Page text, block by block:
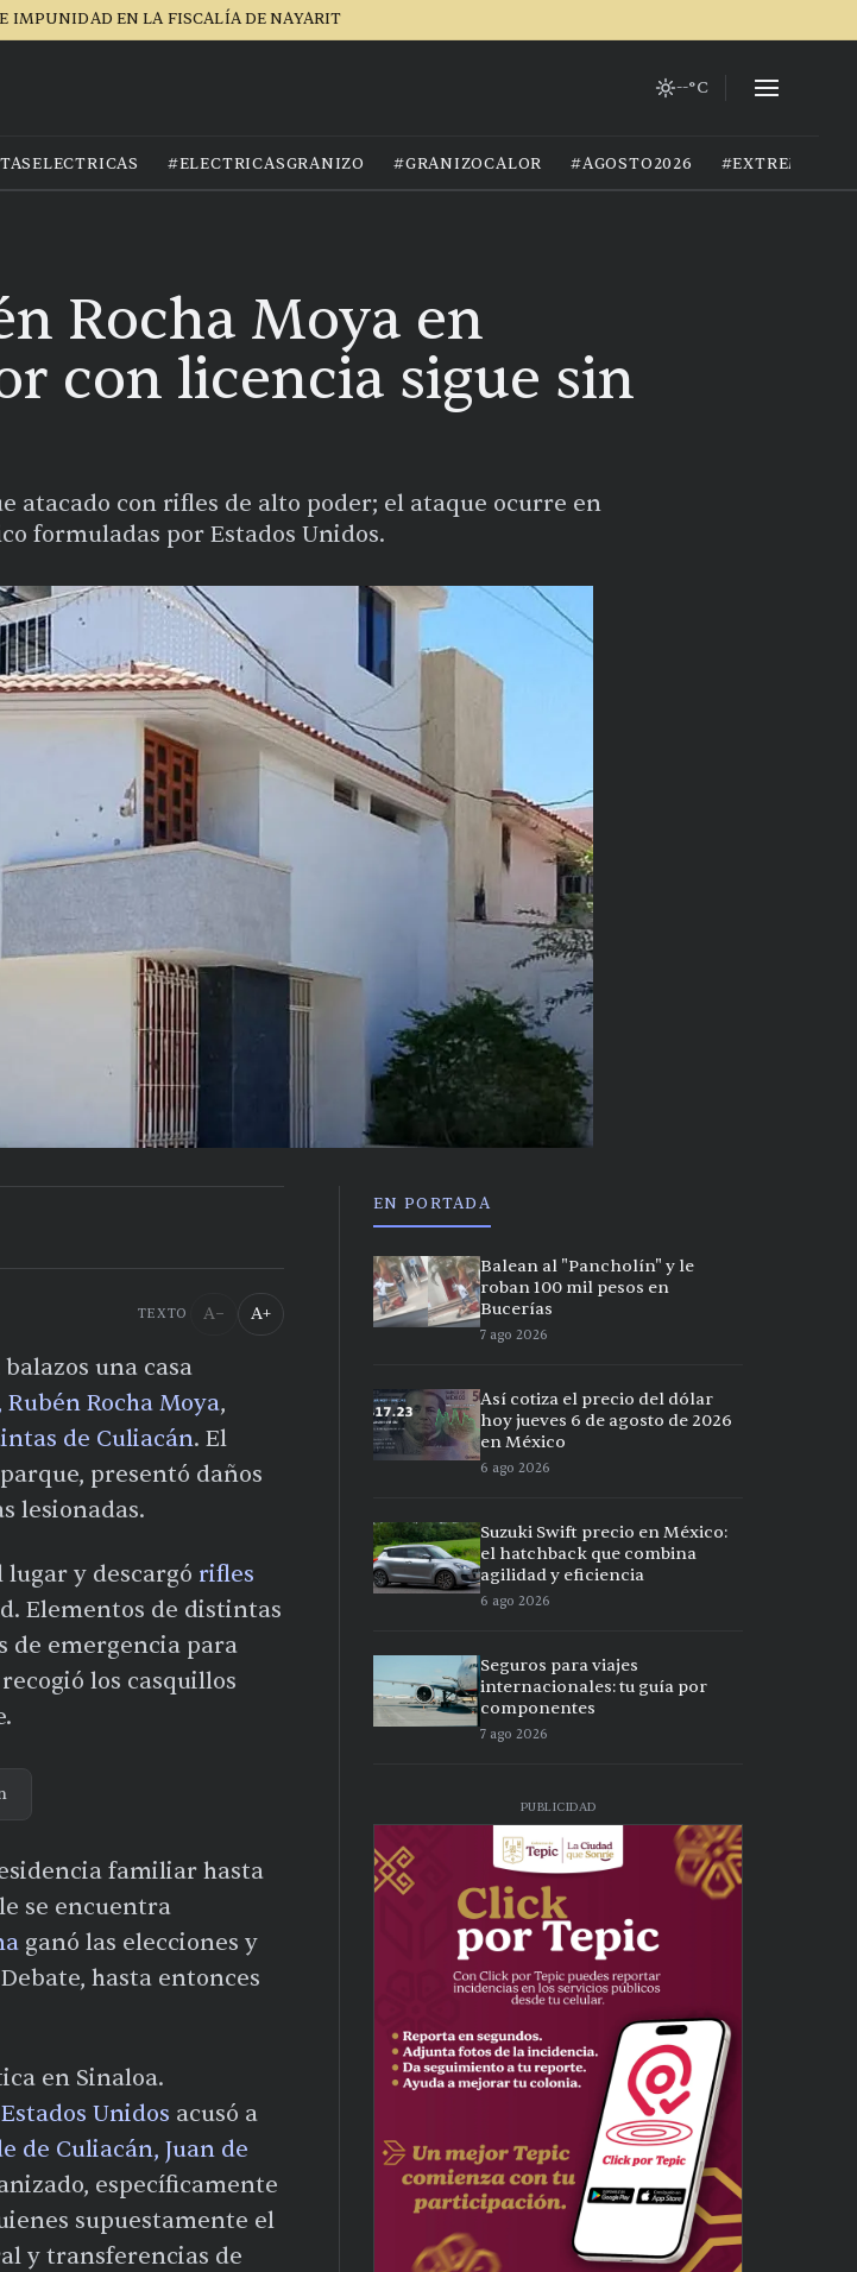
IMPUNIDAD EN LA FISCALÍA DE NAYARIT
--°C
#ELECTRICASGRANIZO #GRANIZOCALOR #AGOSTO2026
Rocha Moya en
con licencia sigue sin
atacado con rifles de alto poder; el ataque ocurre en
formuladas por Estados Unidos.
TEXTO A− A+
una casa
Rocha Moya,
de Culiacán. El
presentó daños
lesionadas.
lugar y descargó rifles
Elementos de distintas
de emergencia para
los casquillos
familiar hasta
se encuentra
ganó las elecciones y
hasta entonces
en Sinaloa.
Unidos acusó a
de Culiacán, Juan de
específicamente
supuestamente el
y transferencias de
EN PORTADA
Balean al "Pancholín" y le
roban 100 mil pesos en
Bucerías
7 ago 2026
Así cotiza el precio del dólar
hoy jueves 6 de agosto de 2026
en México
6 ago 2026
Suzuki Swift precio en México:
el hatchback que combina
agilidad y eficiencia
6 ago 2026
Seguros para viajes
internacionales: tu guía por
componentes
7 ago 2026
PUBLICIDAD